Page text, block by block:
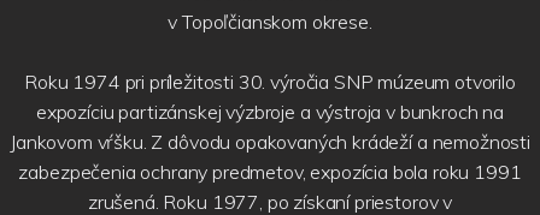
v Topoľčianskom okrese.
Roku 1974 pri príležitosti 30. výročia SNP múzeum otvorilo
expozíciu partizánskej výzbroje a výstroja v bunkroch na
Jankovom vŕšku. Z dôvodu opakovaných krádeží a nemožnosti
zabezpečenia ochrany predmetov, expozícia bola roku 1991
zrušená. Roku 1977, po získaní priestorov v